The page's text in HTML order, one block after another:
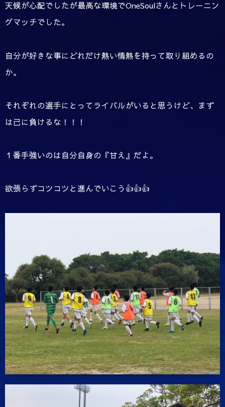
天候が心配でしたが最高な環境でOneSoulさんとトレーニン
グマッチでした。
自分が好きな事にどれだけ熱い情熱を持って取り組めるの
か。
それぞれの選手にとってライバルがいると思うけど、まず
は己に負けるな！！！
１番手強いのは自分自身の『甘え』だよ。
欲張らずコツコツと進んでいこう👍👍👍